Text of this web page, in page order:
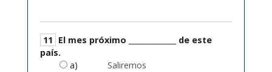
11
país.
a)
Saliremos